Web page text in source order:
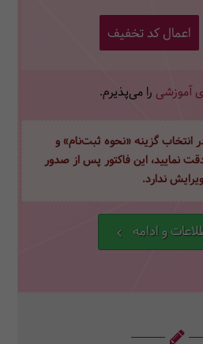
اعمال کد تخفیف
آموزشی را می‌پذیرم.
انتخاب گزینه «نحوه ثبت‌نام» و
نمایید، این فاکتور پس از صدور
ندارد.
و ادامه